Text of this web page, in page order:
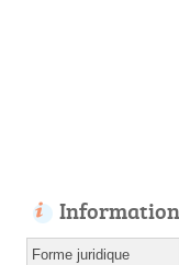
Forme juridique